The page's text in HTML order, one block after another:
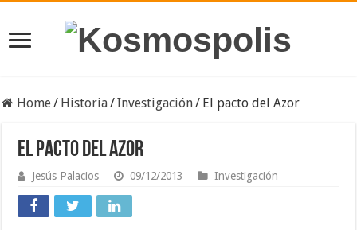
Home/ Historia/Investigación/ El pacto del Azor
El pacto del Azor
Jesús Palacios 09/12/2013 Investigación